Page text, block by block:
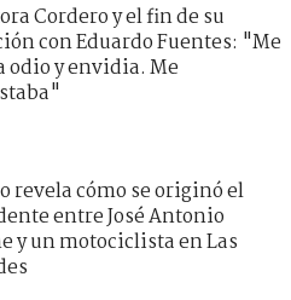
Cordero y el fin de su
con Eduardo Fuentes: "Me
odio y envidia. Me
revela cómo se originó el
entre José Antonio
y un motociclista en Las